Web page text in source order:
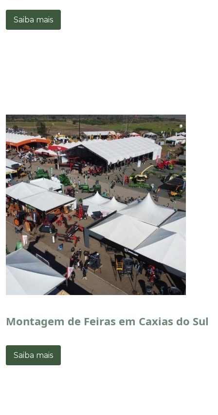
Saiba mais
Montagem de Feiras em Caxias do Sul
Saiba mais